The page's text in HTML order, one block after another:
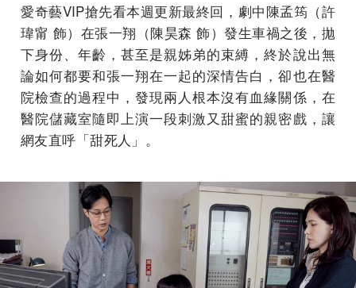
愛奇藝VIP搶先看本週更新最終回，劇中陳孟筠（許
瑋甯 飾）在張一翔（陳昊森 飾）發生車禍之後，拋
下身份、年齡，甚至是親姊弟的束縛，終於說出無
論如何都要和張一翔在一起的深情告白，卻也在醫
院檢查的過程中，發現兩人根本沒有血緣關係，在
醫院儲藏室隨即上演一段刺激又甜蜜的親密戲，讓
網友直呼「甜死人」。